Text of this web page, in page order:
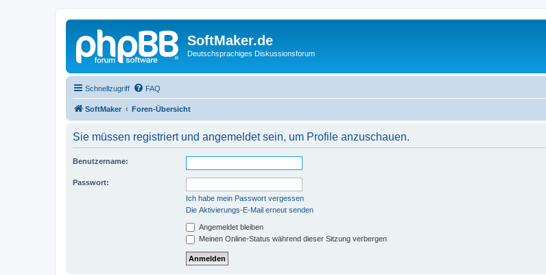
SoftMaker.de
Deutschsprachiges Diskussionsforum
Schnellzugriff FAQ
SoftMaker Foren-Übersicht
Sie müssen registriert und angemeldet sein, um Profile anzuschauen.
Benutzername:
Passwort:
Ich habe mein Passwort vergessen
Die Aktivierungs-E-Mail erneut senden
Angemeldet bleiben
Meinen Online-Status während dieser Sitzung verbergen